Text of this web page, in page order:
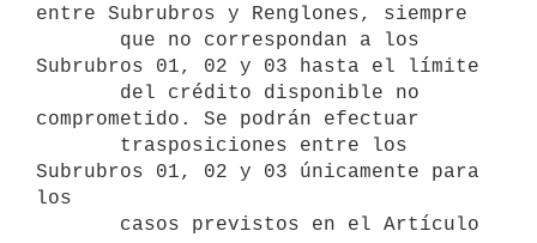
entre Subrubros y Renglones, siempre
Subrubros 01, 02 y 03 hasta el límite
comprometido. Se podrán efectuar
Subrubros 01, 02 y 03 únicamente para
los